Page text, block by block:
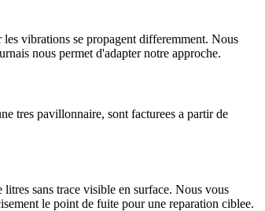
les vibrations se propagent differemment. Nous
nous permet d'adapter notre approche.
tres pavillonnaire, sont facturees a partir de
sans trace visible en surface. Nous vous
le point de fuite pour une reparation ciblee.